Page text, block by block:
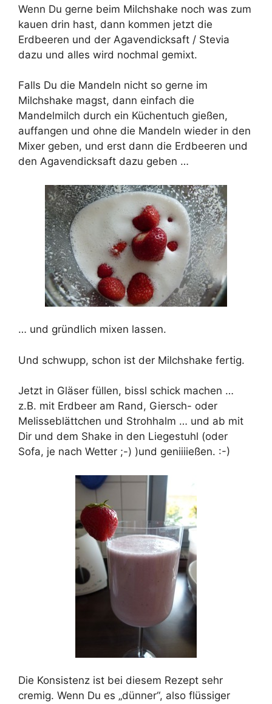
Wenn Du gerne beim Milchshake noch was zum
kauen drin hast, dann kommen jetzt die
Erdbeeren und der Agavendicksaft / Stevia
dazu und alles wird nochmal gemixt.
Falls Du die Mandeln nicht so gerne im
Milchshake magst, dann einfach die
Mandelmilch durch ein Küchentuch gießen,
auffangen und ohne die Mandeln wieder in den
Mixer geben, und erst dann die Erdbeeren und
den Agavendicksaft dazu geben …
… und gründlich mixen lassen.
Und schwupp, schon ist der Milchshake fertig.
Jetzt in Gläser füllen, bissl schick machen …
z.B. mit Erdbeer am Rand, Giersch- oder
Melisseblättchen und Strohhalm … und ab mit
Dir und dem Shake in den Liegestuhl (oder
Sofa, je nach Wetter ;-) )und geniiiießen. :-)
Die Konsistenz ist bei diesem Rezept sehr
cremig. Wenn Du es „dünner“, also flüssiger